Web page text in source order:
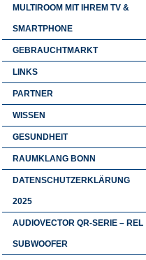
MULTIROOM MIT IHREM TV &
SMARTPHONE
GEBRAUCHTMARKT
LINKS
PARTNER
WISSEN
GESUNDHEIT
RAUMKLANG BONN
DATENSCHUTZERKLÄRUNG
2025
AUDIOVECTOR QR-SERIE – REL
SUBWOOFER